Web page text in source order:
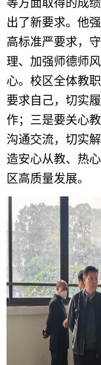
等方面取得的成
出了新要求。他
高标准严要求，
理、加强师德师
心。校区全体教
要求自己，切实
作；三是要关心
沟通交流，切实
造安心从教、热
区高质量发展。